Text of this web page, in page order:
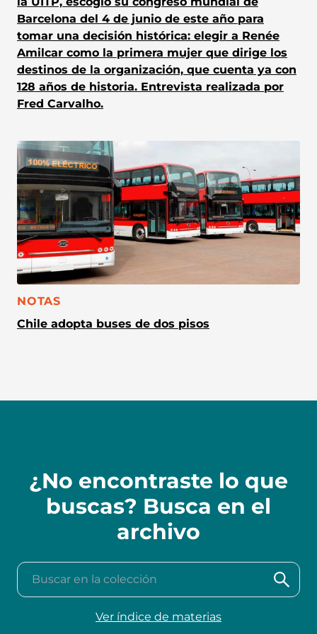
Barcelona del 4 de junio de este año para
tomar una decisión histórica: elegir a Renée
Amilcar como la primera mujer que dirige los
destinos de la organización, que cuenta ya con
128 años de historia. Entrevista realizada por
Fred Carvalho.
CATEGORÍA:
NOTAS
Chile adopta buses de dos pisos
¿No encontraste lo que
buscas? Busca en el
archivo
Buscar en la colección
Ver índice de materias